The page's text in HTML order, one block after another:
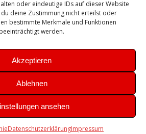
oder eindeutige IDs auf dieser Website
deine Zustimmung nicht erteilst oder
bestimmte Merkmale und Funktionen
beeinträchtigt werden.
Akzeptieren
Ablehnen
ansehen
DatenschutzerklärungImpressum
UTM VCenter VCSA Veeam
VPN WAZUH Windows
Zertifikat
Theme